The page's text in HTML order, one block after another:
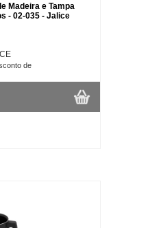
Madeira e Tampa
- 02-035 - Jalice
de